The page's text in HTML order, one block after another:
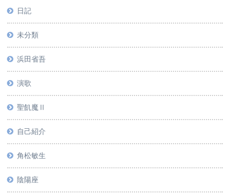
日記
未分類
浜田省吾
演歌
聖飢魔Ⅱ
自己紹介
角松敏生
陰陽座